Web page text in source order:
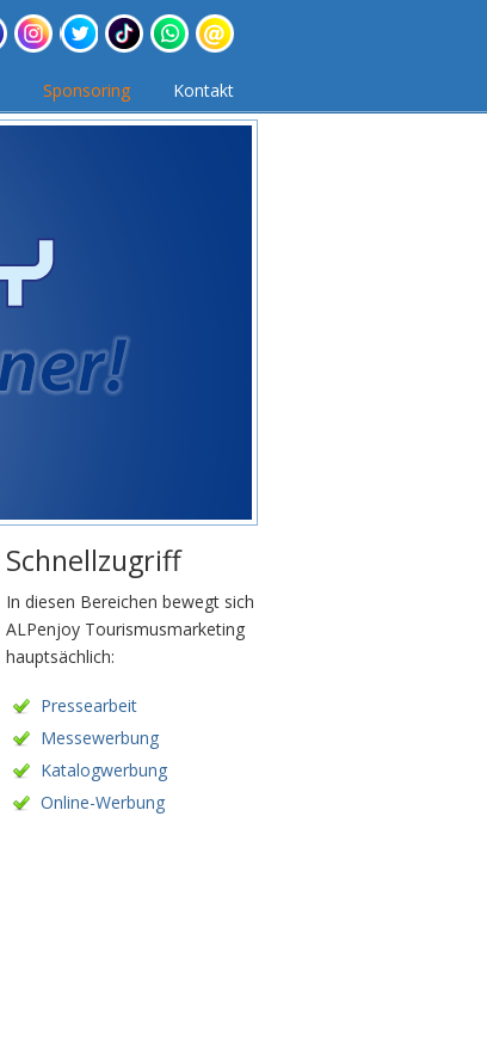
Sponsoring Kontakt
Schnellzugriff
In diesen Bereichen bewegt sich
ALPenjoy Tourismusmarketing
hauptsächlich:
Pressearbeit
Messewerbung
Katalogwerbung
Online-Werbung